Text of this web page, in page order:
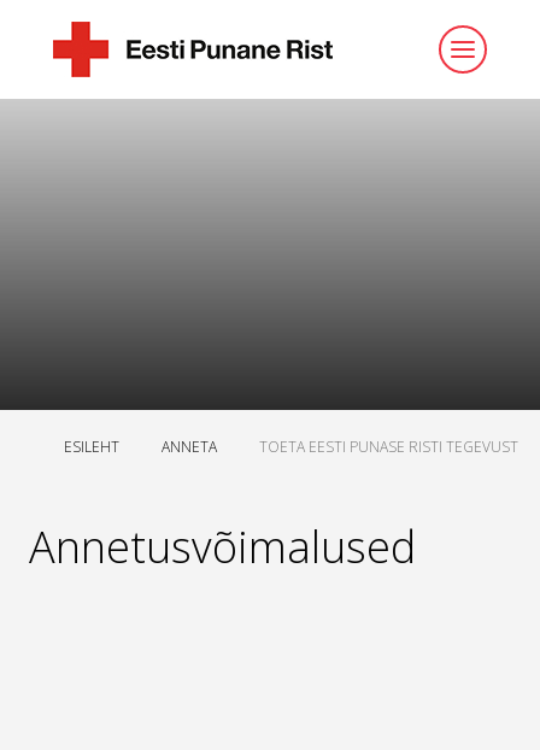
ESILEHT ANNETA TOETA EESTI PUNASE RISTI TEGEVUST
Annetusvõimalused